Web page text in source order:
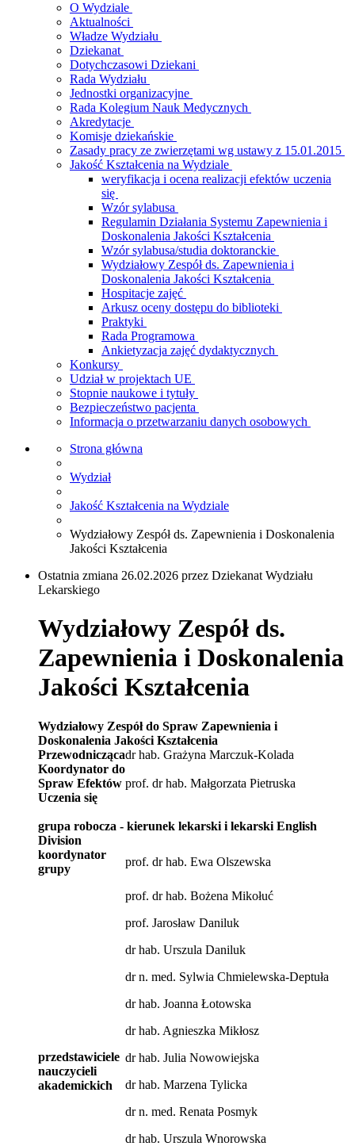
O Wydziale
Aktualności
Władze Wydziału
Dziekanat
Dotychczasowi Dziekani
Rada Wydziału
Jednostki organizacyjne
Rada Kolegium Nauk Medycznych
Akredytacje
Komisje dziekańskie
Zasady pracy ze zwierzętami wg ustawy z 15.01.2015
Jakość Kształcenia na Wydziale
weryfikacja i ocena realizacji efektów uczenia
się
Wzór sylabusa
Regulamin Działania Systemu Zapewnienia i
Doskonalenia Jakości Kształcenia
Wzór sylabusa/studia doktoranckie
Wydziałowy Zespół ds. Zapewnienia i
Doskonalenia Jakości Kształcenia
Hospitacje zajęć
Arkusz oceny dostępu do biblioteki
Praktyki
Rada Programowa
Ankietyzacja zajęć dydaktycznych
Konkursy
Udział w projektach UE
Stopnie naukowe i tytuły
Bezpieczeństwo pacjenta
Informacja o przetwarzaniu danych osobowych
Strona główna
Wydział
Jakość Kształcenia na Wydziale
Wydziałowy Zespół ds. Zapewnienia i Doskonalenia
Jakości Kształcenia
Ostatnia zmiana 26.02.2026 przez Dziekanat Wydziału
Lekarskiego
Wydziałowy Zespół ds.
Zapewnienia i Doskonalenia
Jakości Kształcenia
Wydziałowy Zespół do Spraw Zapewnienia i
Doskonalenia Jakości Kształcenia
Przewodniczącadr hab. Grażyna Marczuk-Kolada
Koordynator do
Spraw Efektów
Uczenia się
prof. dr hab. Małgorzata Pietruska
grupa robocza - kierunek lekarski i lekarski English
Division
koordynator
grupy
prof. dr hab. Ewa Olszewska
przedstawiciele
nauczycieli
akademickich
prof. dr hab. Bożena Mikołuć
prof. Jarosław Daniluk
dr hab. Urszula Daniluk
dr n. med. Sylwia Chmielewska-Deptuła
dr hab. Joanna Łotowska
dr hab. Agnieszka Mikłosz
dr hab. Julia Nowowiejska
dr hab. Marzena Tylicka
dr n. med. Renata Posmyk
dr hab. Urszula Wnorowska